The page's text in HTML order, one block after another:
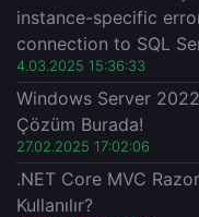
instance-specific
connection to SQL
4.03.2025 15:36:33
Windows Server
Çözüm Burada!
27.02.2025 17:02:06
.NET Core MVC
Kullanılır?